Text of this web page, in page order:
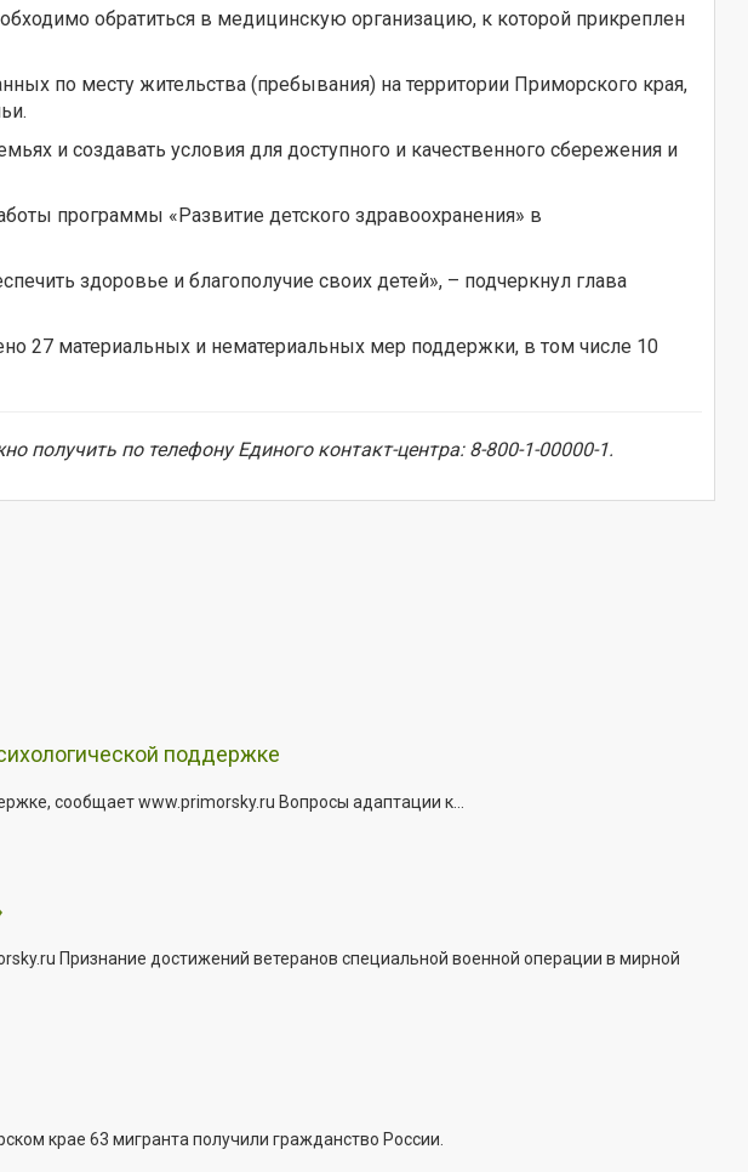
обратиться в медицинскую организацию, к которой прикреплен
по месту жительства (пребывания) на территории Приморского края,
и создавать условия для доступного и качественного сбережения и
программы «Развитие детского здравоохранения» в
здоровье и благополучие своих детей», – подчеркнул глава
27 материальных и нематериальных мер поддержки, в том числе 10
по телефону Единого контакт-центра: 8-800-1-00000-1.
поддержке
сообщает www.primorsky.ru Вопросы адаптации к...
Признание достижений ветеранов специальной военной операции в мирной
крае 63 мигранта получили гражданство России.